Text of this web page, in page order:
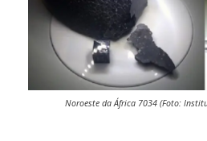
Noroeste da África 7034 (Foto: